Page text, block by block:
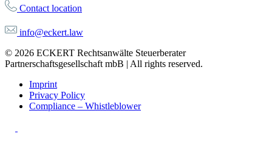
Contact location
info@eckert.law
© 2026 ECKERT Rechtsanwälte Steuerberater
Partnerschaftsgesellschaft mbB | All rights reserved.
Imprint
Privacy Policy
Compliance – Whistleblower